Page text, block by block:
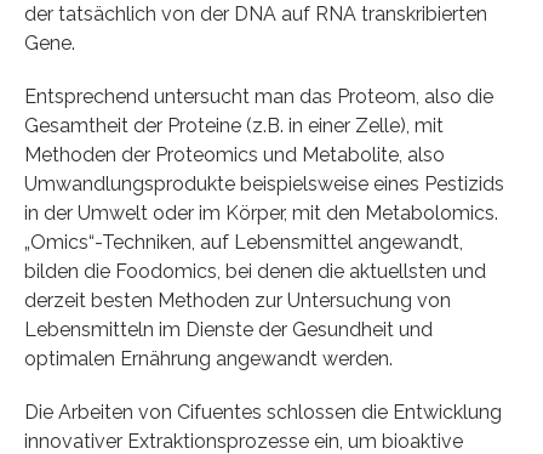
der tatsächlich von der DNA auf RNA transkribierten
Gene.
Entsprechend untersucht man das Proteom, also die
Gesamtheit der Proteine (z.B. in einer Zelle), mit
Methoden der Proteomics und Metabolite, also
Umwandlungsprodukte beispielsweise eines Pestizids
in der Umwelt oder im Körper, mit den Metabolomics.
„Omics“-Techniken, auf Lebensmittel angewandt,
bilden die Foodomics, bei denen die aktuellsten und
derzeit besten Methoden zur Untersuchung von
Lebensmitteln im Dienste der Gesundheit und
optimalen Ernährung angewandt werden.
Die Arbeiten von Cifuentes schlossen die Entwicklung
innovativer Extraktionsprozesse ein, um bioaktive